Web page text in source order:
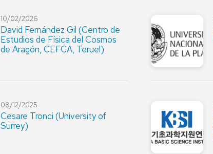
10/02/2026
David Fernández Gil (Centro de
Estudios de Física del Cosmos
de Aragón, CEFCA, Teruel)
08/12/2025
Cesare Tronci (University of
Surrey)